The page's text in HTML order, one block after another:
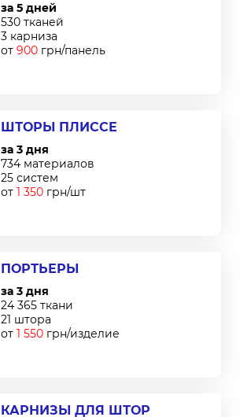
за 5 дней
530 тканей
3 карниза
от 900 грн/панель
ШТОРЫ ПЛИССЕ
за 3 дня
734 материалов
25 систем
от 1 350 грн/шт
ПОРТЬЕРЫ
за 3 дня
24 365 ткани
21 штора
от 1 550 грн/изделие
КАРНИЗЫ ДЛЯ ШТОР